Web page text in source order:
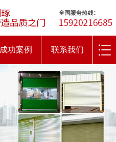
成功案例 联系我们